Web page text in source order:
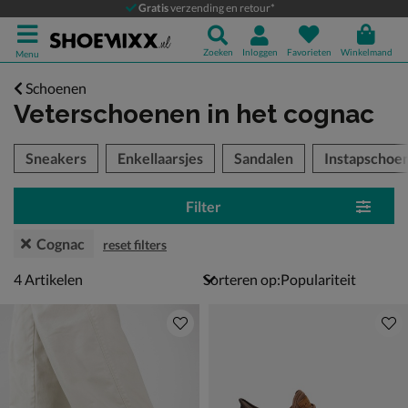
Gratisverzending en retour*
Menu Zoeken Inloggen Favorieten Winkelmand
Schoenen
Veterschoenen in het cognac
over
Sneakers Enkellaarsjes Sandalen
Filter
Cognac reset filters
4 artikelen
4Artikelen Sorteren op: